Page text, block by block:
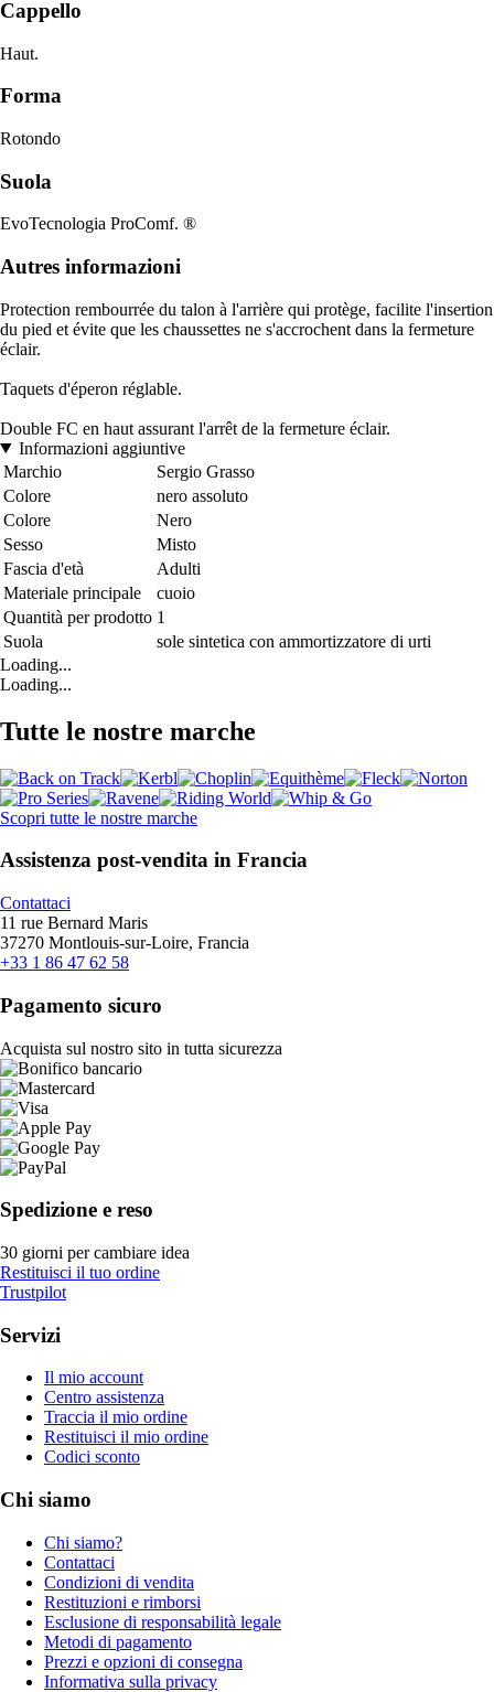
Cappello
Haut.
Forma
Rotondo
Suola
EvoTecnologia ProComf. ®
Autres informazioni
Protection rembourrée du talon à l'arrière qui protège, facilite l'insertion
du pied et évite que les chaussettes ne s'accrochent dans la fermeture
éclair.
Taquets d'éperon réglable.
Double FC en haut assurant l'arrêt de la fermeture éclair.
Informazioni aggiuntive
Marchio
Sergio Grasso
Colore
nero assoluto
Colore
Nero
Sesso
Misto
Fascia d'età
Adulti
Materiale principale
cuoio
Quantità per prodotto 1
Suola
sole sintetica con ammortizzatore di urti
Loading...
Loading...
Tutte le nostre marche
Scopri tutte le nostre marche
Assistenza post-vendita in Francia
Contattaci
11 rue Bernard Maris
37270 Montlouis-sur-Loire, Francia
+33 1 86 47 62 58
Pagamento sicuro
Acquista sul nostro sito in tutta sicurezza
Spedizione e reso
30 giorni per cambiare idea
Restituisci il tuo ordine
Trustpilot
Servizi
Il mio account
Centro assistenza
Traccia il mio ordine
Restituisci il mio ordine
Codici sconto
Chi siamo
Chi siamo?
Contattaci
Condizioni di vendita
Restituzioni e rimborsi
Esclusione di responsabilità legale
Metodi di pagamento
Prezzi e opzioni di consegna
Informativa sulla privacy